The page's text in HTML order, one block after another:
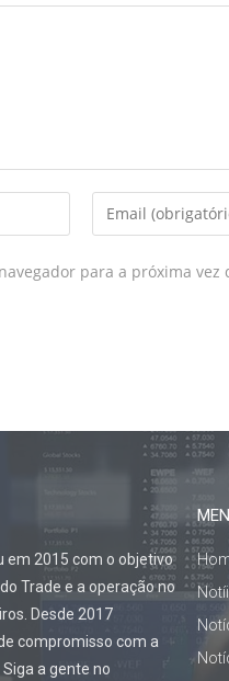
para a próxima vez
em 2015 com o objetivo
Trade e a operação no
Desde 2017
compromisso com a
a gente no